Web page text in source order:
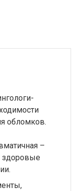
обломков.
–
здоровые